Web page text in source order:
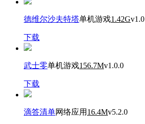
德维尔沙夫特塔单机游戏1.42Gv1.0
下载
武士零单机游戏156.7Mv1.0.0
下载
滴答清单网络应用 16.4Mv5.2.0